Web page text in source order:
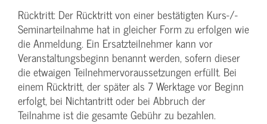
Rücktritt: Der Rücktritt von einer bestätigten Kurs-/­
Seminarteilnahme hat in gleicher Form zu erfolgen wie
die Anmeldung. Ein Ersatzteilnehmer kann vor
Veranstaltungs­beginn benannt werden, sofern dieser
die etwaigen Teilnehmer­voraussetzungen erfüllt. Bei
einem Rücktritt, der später als 7 Werktage vor Beginn
erfolgt, bei Nichtantritt oder bei Abbruch der
Teilnahme ist die gesamte Gebühr zu bezahlen.